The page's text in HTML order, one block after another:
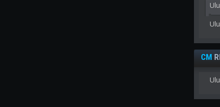
CM